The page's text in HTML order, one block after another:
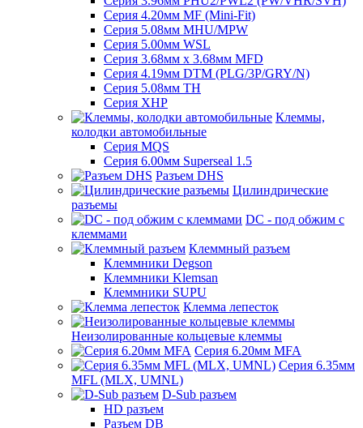
Серия 4.20мм MF (Mini-Fit)
Серия 5.08мм MHU/MPW
Серия 5.00мм WSL
Серия 3.68мм х 3.68мм MFD
Серия 4.19мм DTM (PLG/3P/GRY/N)
Серия 5.08мм TH
Серия XHP
Клеммы,
колодки автомобильные
Серия MQS
Серия 6.00мм Superseal 1.5
Разъем DHS
Цилиндрические
разъемы
DC - под обжим с
клеммами
Клеммный разъем
Клеммники Degson
Клеммники Klemsan
Клеммники SUPU
Клемма лепесток
Неизолированные кольцевые клеммы
Серия 6.20мм MFA
Серия 6.35мм
MFL (MLX, UMNL)
D-Sub разъем
HD разъем
Разъем DB